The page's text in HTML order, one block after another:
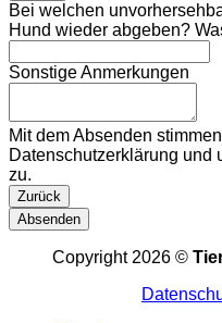
Bei welchen
Hund wieder abgeben?
Sonstige Anmerkungen
Mit dem Absenden
Datenschutzerklärung und
zu.
Zurück
Absenden
Website*
Copyright 2026 ©